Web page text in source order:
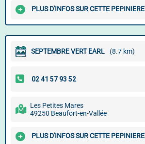
PLUS D'INFOS SUR CETTE PEPINIERE
SEPTEMBRE VERT EARL (8.7 km)
Les Petites Mares
49250 Beaufort-en-Vallée
PLUS D'INFOS SUR CETTE PEPINIERE